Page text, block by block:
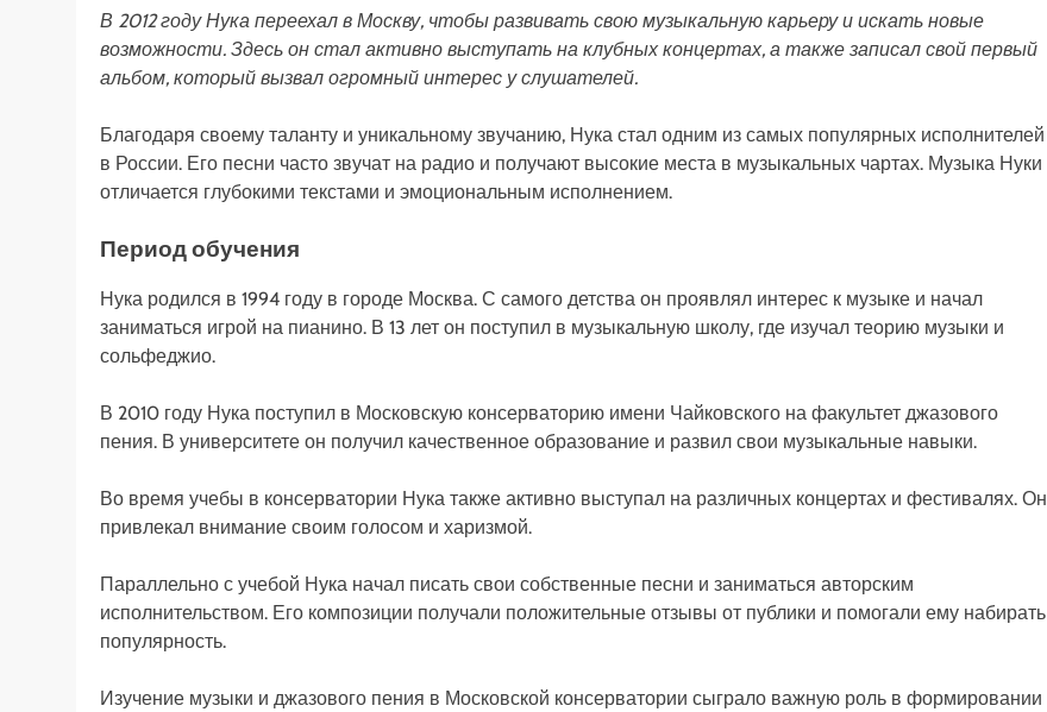
В 2012 году Нука переехал в Москву, чтобы развивать свою музыкальную карьеру и искать новые
возможности. Здесь он стал активно выступать на клубных концертах, а также записал свой первый
альбом, который вызвал огромный интерес у слушателей.
Благодаря своему таланту и уникальному звучанию, Нука стал одним из самых популярных исполнителей
в России. Его песни часто звучат на радио и получают высокие места в музыкальных чартах. Музыка Нуки
отличается глубокими текстами и эмоциональным исполнением.
Период обучения
Нука родился в 1994 году в городе Москва. С самого детства он проявлял интерес к музыке и начал
заниматься игрой на пианино. В 13 лет он поступил в музыкальную школу, где изучал теорию музыки и
сольфеджио.
В 2010 году Нука поступил в Московскую консерваторию имени Чайковского на факультет джазового
пения. В университете он получил качественное образование и развил свои музыкальные навыки.
Во время учебы в консерватории Нука также активно выступал на различных концертах и фестивалях. Он
привлекал внимание своим голосом и харизмой.
Параллельно с учебой Нука начал писать свои собственные песни и заниматься авторским
исполнительством. Его композиции получали положительные отзывы от публики и помогали ему набирать
популярность.
Изучение музыки и джазового пения в Московской консерватории сыграло важную роль в формировании